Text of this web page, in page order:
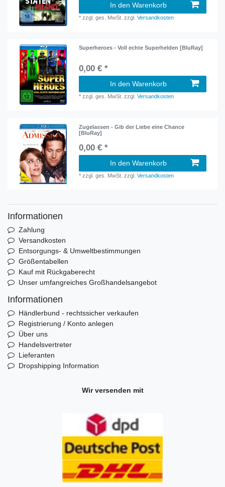
In den Warenkorb
*zzgl. ges. MwSt. zzgl.Versandkosten
Superheroes - Voll echte Superhelden [BluRay]
0,00 € *
In den Warenkorb
*zzgl. ges. MwSt. zzgl.Versandkosten
Zugelassen - Gib der Liebe eine Chance
[BluRay]
0,00 € *
In den Warenkorb
*zzgl. ges. MwSt. zzgl.Versandkosten
Informationen
Zahlung
Versandkosten
Entsorgungs- & Umweltbestimmungen
Größentabellen
Kauf mit Rückgaberecht
Unser umfangreiches Großhandelsangebot
Informationen
Händlerbund - rechtssicher verkaufen
Registrierung / Konto anlegen
Über uns
Handelsvertreter
Lieferanten
Dropshipping Information
Wir versenden mit